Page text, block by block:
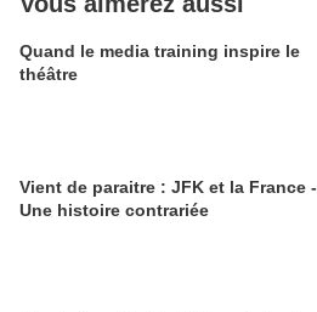
Quand le media training inspire le
théâtre
Vient de paraitre : JFK et la France -
Une histoire contrariée